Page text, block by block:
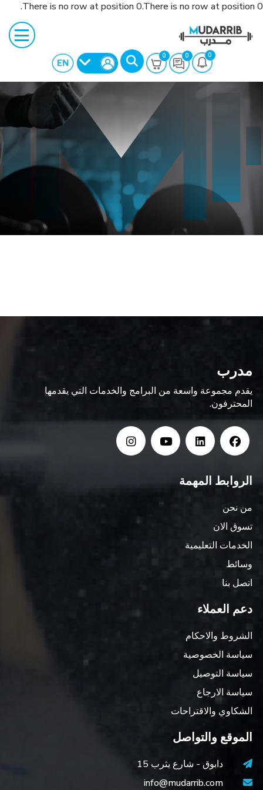
There is no row at position 0.There is no row at position 0.
0
0
0
مدرب
يقدم مجموعة واسعة من البرامج والخدمات التي يقدمها
المحترفون.
الروابط المهمة
من نحن
تسوق الان
الخدمات التعليمية
وسائط
اتصل بنا
دعم العملاء
الشروط والاحكام
سياسة الخصوصية
سياسة التوصيل
سياسة الارجاع
الشكاوي والاقتراحات
الموقع والتواصل
دابوق - شارع يثرب 15